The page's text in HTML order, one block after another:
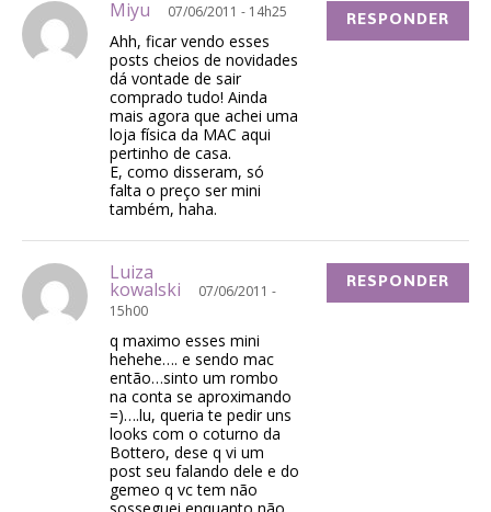
Miyu 07/06/2011 - 14h25
Ahh, ficar vendo esses
posts cheios de novidades
dá vontade de sair
comprado tudo! Ainda
mais agora que achei uma
loja física da MAC aqui
pertinho de casa.
E, como disseram, só
falta o preço ser mini
também, haha.
RESPONDER
Luiza
kowalski
07/06/2011 -
15h00
q maximo esses mini
hehehe…. e sendo mac
então…sinto um rombo
na conta se aproximando
=)….lu, queria te pedir uns
looks com o coturno da
Bottero, dese q vi um
post seu falando dele e do
gemeo q vc tem não
RESPONDER